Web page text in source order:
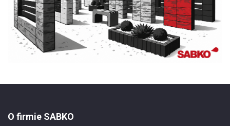
O firmie SABKO